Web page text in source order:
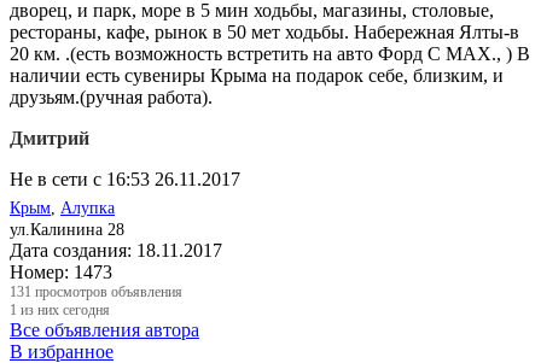
дворец, и парк, море в 5 мин ходьбы, магазины, столовые,
рестораны, кафе, рынок в 50 мет ходьбы. Набережная Ялты-в
20 км. .(есть возможность встретить на авто Форд С МАХ., ) В
наличии есть сувениры Крыма на подарок себе, близким, и
друзьям.(ручная работа).
Дмитрий
Не в сети с 16:53 26.11.2017
Крым Алупка
ул.Калинина 28
Дата создания: 18.11.2017
Номер: 1473
131 просмотров объявления
1 из них сегодня
Все объявления автора
В избранное